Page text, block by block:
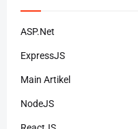
ASP.Net
ExpressJS
Main Artikel
NodeJS